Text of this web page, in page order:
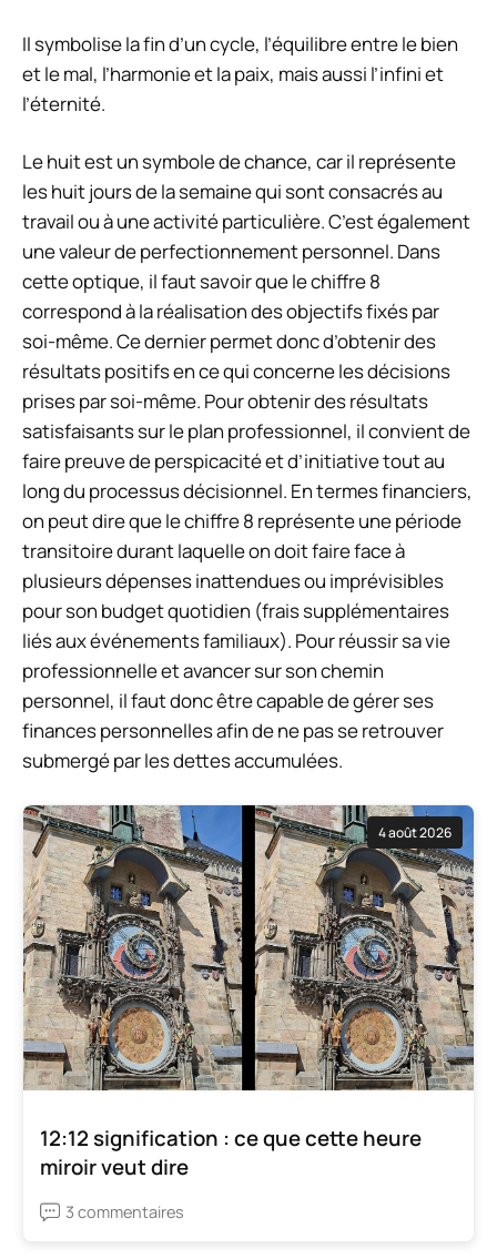
Il symbolise la fin d’un cycle, l’équilibre entre le bien
et le mal, l’harmonie et la paix, mais aussi l’infini et
l’éternité.
Le huit est un symbole de chance, car il représente
les huit jours de la semaine qui sont consacrés au
travail ou à une activité particulière. C’est également
une valeur de perfectionnement personnel. Dans
cette optique, il faut savoir que le chiffre 8
correspond à la réalisation des objectifs fixés par
soi-même. Ce dernier permet donc d’obtenir des
résultats positifs en ce qui concerne les décisions
prises par soi-même. Pour obtenir des résultats
satisfaisants sur le plan professionnel, il convient de
faire preuve de perspicacité et d’initiative tout au
long du processus décisionnel. En termes financiers,
on peut dire que le chiffre 8 représente une période
transitoire durant laquelle on doit faire face à
plusieurs dépenses inattendues ou imprévisibles
pour son budget quotidien (frais supplémentaires
liés aux événements familiaux). Pour réussir sa vie
professionnelle et avancer sur son chemin
personnel, il faut donc être capable de gérer ses
finances personnelles afin de ne pas se retrouver
submergé par les dettes accumulées.
4 août 2026
12:12 signification : ce que cette heure
miroir veut dire
3 commentaires